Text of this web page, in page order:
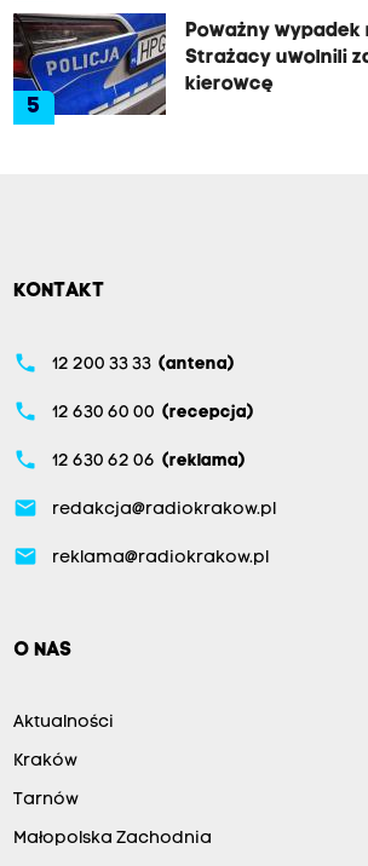
5
Poważny wypadek
Strażacy uwolnili
kierowcę
KONTAKT
phone 12 200 33 33 (antena)
phone 12 630 60 00 (recepcja)
phone 12 630 62 06 (reklama)
email redakcja@radiokrakow.pl
email reklama@radiokrakow.pl
O NAS
Aktualności
Kraków
Tarnów
Małopolska Zachodnia